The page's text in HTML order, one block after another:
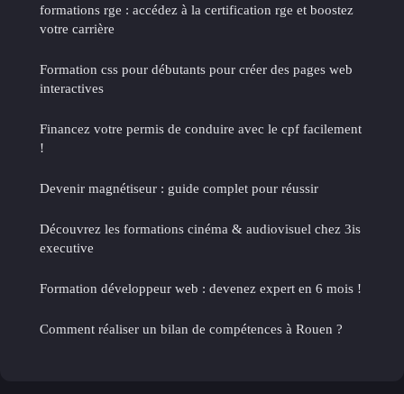
formations rge : accédez à la certification rge et boostez
votre carrière
Formation css pour débutants pour créer des pages web
interactives
Financez votre permis de conduire avec le cpf facilement
!
Devenir magnétiseur : guide complet pour réussir
Découvrez les formations cinéma & audiovisuel chez 3is
executive
Formation développeur web : devenez expert en 6 mois !
Comment réaliser un bilan de compétences à Rouen ?